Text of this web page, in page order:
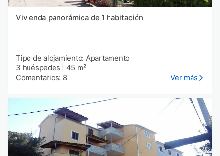
Vivienda panorámica de 1 habitación
Tipo de alojamiento: Apartamento
3 huéspedes
45 m²
Comentarios: 8
Ver más